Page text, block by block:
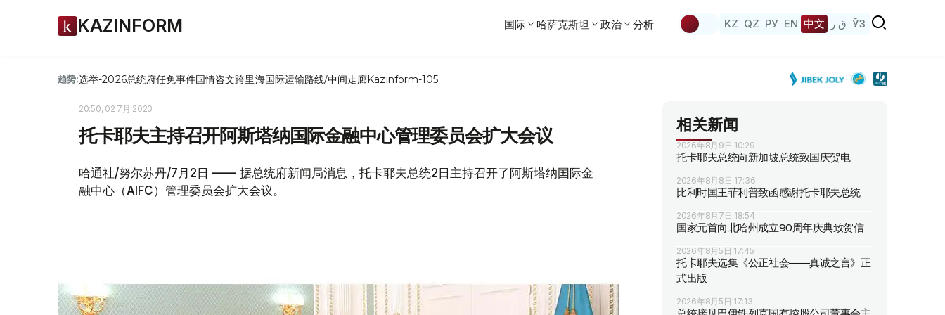
KAZINFORM 国际 哈萨克斯坦 政治 分析 KZ QZ РУ EN 中文 ق ز ЎЗ
趋势:选举-2026总统府任免事件国情咨文跨里海国际运输路线/中间走廊Kazinform-105
20:50, 02 7月 2020
托卡耶夫主持召开阿斯塔纳国际金融中心管理委员会扩大会议
哈通社/努尔苏丹/7月2日 —— 据总统府新闻局消息，托卡耶夫总统2日主持召开了阿斯塔纳国际金
融中心（AIFC）管理委员会扩大会议。
相关新闻
2026年8月9日 10:29
托卡耶夫总统向新加坡总统致国庆贺电
2026年8月8日 17:36
比利时国王菲利普致函感谢托卡耶夫总统
2026年8月7日 18:54
国家元首向北哈州成立90周年庆典致贺信
2026年8月5日 17:45
托卡耶夫选集《公正社会——真诚之言》正
式出版
2026年8月5日 17:13